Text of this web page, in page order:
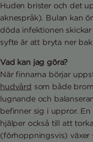
Huden brister och det
aknespråk). Bulan kan
döda infektionen
syfte är att bryta ner
Vad kan jag göra?
När finnarna börjar
hudvård som både
lugnande och
befinner sig i uppror.
hjälper också till att
(förhoppningsvis) växer